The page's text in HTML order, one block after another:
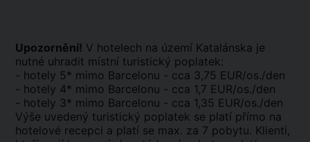
Upozornění! V hotelech na území Katalánska je
nutné uhradit místní turistický poplatek:
- hotely 5* mimo Barcelonu - cca 3,75 EUR/os./den
- hotely 4* mimo Barcelonu - cca 1,7 EUR/os./den
- hotely 3* mimo Barcelonu - cca 1,35 EUR/os./den
Výše uvedený turistický poplatek se platí přímo na
hotelové recepci a platí se max. za 7 pobytu. Klienti,